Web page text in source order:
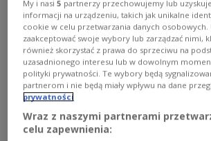
zwykle szukamy pomocy u lekarzy,
wybieramy porady szarlatanów i
uzdrowicieli. Skąd takie decyzje?
Zobacz więcej na temat:Czwórka
Jakub Jamrozek Zobacz także Maja
My i nasi5 partnerzy przechowujemy lub
informacji na urządzeniu, takich jak unikalne
cookie w celu przetwarzania danych osobowych.
zaakceptować swoje wybory lub zarządzać nimi,
również skorzystać z prawa do sprzeciwu na
uzasadnionego interesu lub w dowolnym
polityki prywatności. Te wybory będą
partnerom i nie będą miały wpływu na dane
prywatności
Wraz z naszymi partnerami
celu zapewnienia: